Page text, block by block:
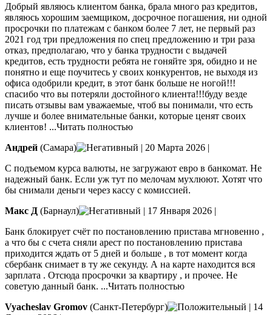
Добрый являюсь клиентом банка, брала много раз кредитов,
являюсь хорошим заемщиком, досрочное погашения, ни одной
просрочки по платежам с банком более 7 лет, не первый раз
2021 год три предложения по спец предложению и три раза
отказ, предполагаю, что у банка трудности с выдачей
кредитов, есть трудности ребята не гоняйте зря, обидно и не
понятно и еще поучитесь у своих конкурентов, не выходя из
офиса одобрили кредит, в этот банк больше не ногой!!!
спасибо что вы потеряли достойного клиента!!!буду везде
писать отзывы вам уважаемые, чтоб вы понимали, что есть
лучше и более внимательные банки, которые ценят своих
клиентов! ...Читать полностью
Андрей (Самара) | 20 Марта 2026 |
С подъемом курса валюты, не загружают евро в банкомат. Не
надежный банк. Если уж тут по мелочам мухлюют. Хотят что
бы снимали деньги через кассу с комиссией.
Макс Д (Барнаул) | 17 Января 2026 |
Банк блокирует счёт по постановлению пристава мгновенно ,
а что бы с счета сняли арест по постановлению пристава
приходится ждать от 5 дней и больше , в тот момент когда
сбербанк снимает в ту же секунду. А на карте находится вся
зарплата . Отсюда просрочки за квартиру , и прочее. Не
советую данный банк. ...Читать полностью
Vyacheslav Gromov (Санкт-Петербург) | 14